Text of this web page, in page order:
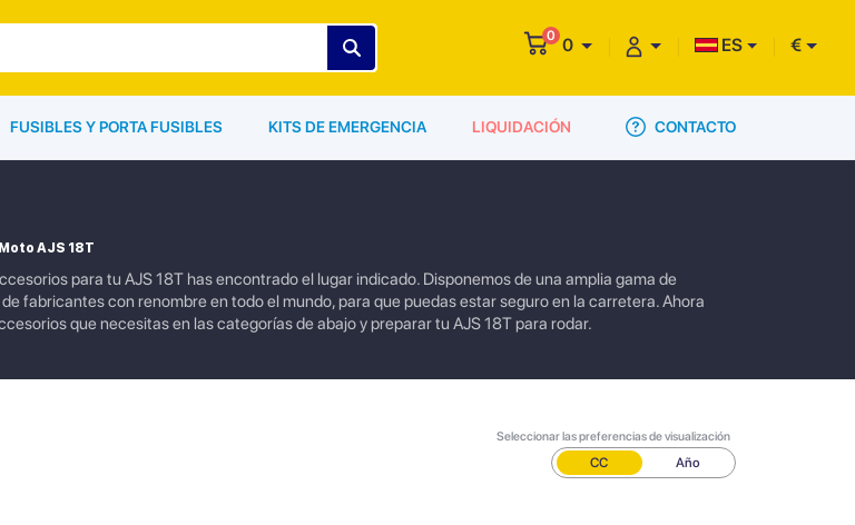
0 0 ES €
FUSIBLES Y PORTA FUSIBLES KITS DE EMERGENCIA LIQUIDACIÓN CONTACTO
AJS 18T
para tu AJS 18T has encontrado el lugar indicado. Disponemos de una amplia gama de
fabricantes con renombre en todo el mundo, para que puedas estar seguro en la carretera. Ahora
que necesitas en las categorías de abajo y preparar tu AJS 18T para rodar.
Seleccionar las preferencias de visualización
CC Año